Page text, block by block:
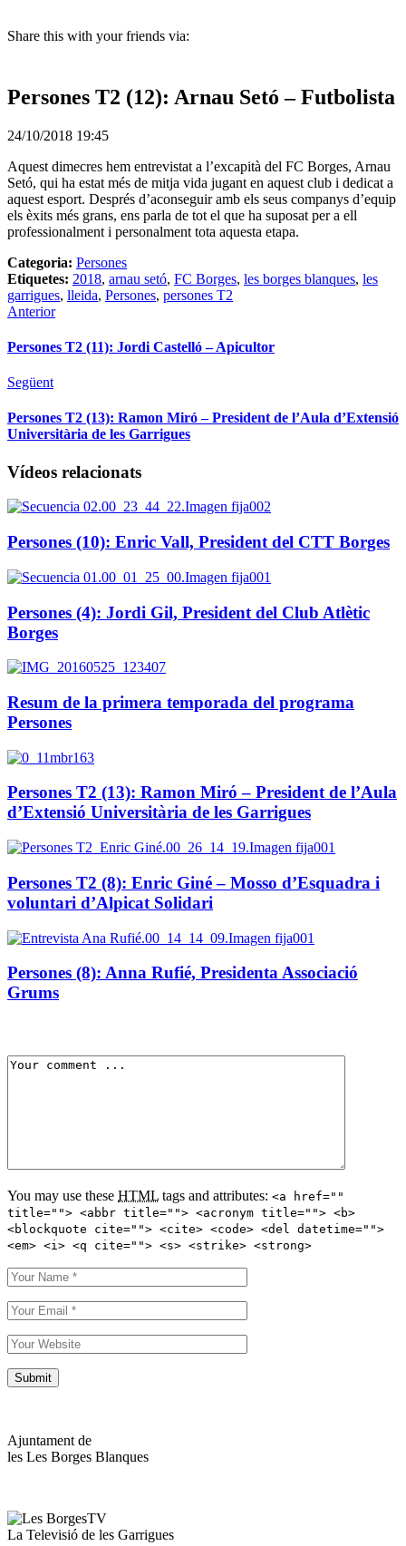
Share this with your friends via:
Persones T2 (12): Arnau Setó – Futbolista
24/10/2018 19:45
Aquest dimecres hem entrevistat a l’excapità del FC Borges, Arnau
Setó, qui ha estat més de mitja vida jugant en aquest club i dedicat a
aquest esport. Després d’aconseguir amb els seus companys d’equip
els èxits més grans, ens parla de tot el que ha suposat per a ell
professionalment i personalment tota aquesta etapa.
Categoria: Persones
Etiquetes: 2018, arnau setó, FC Borges, les borges blanques, les
garrigues, lleida, Persones, persones T2
Anterior
Persones T2 (11): Jordi Castelló – Apicultor
Següent
Persones T2 (13): Ramon Miró – President de l’Aula d’Extensió
Universitària de les Garrigues
Vídeos relacionats
Persones (10): Enric Vall, President del CTT Borges
Persones (4): Jordi Gil, President del Club Atlètic
Borges
Resum de la primera temporada del programa
Persones
Persones T2 (13): Ramon Miró – President de l’Aula
d’Extensió Universitària de les Garrigues
Persones T2 (8): Enric Giné – Mosso d’Esquadra i
voluntari d’Alpicat Solidari
Persones (8): Anna Rufié, Presidenta Associació
Grums
You may use these HTML tags and attributes: <a href=""
title=""> <abbr title=""> <acronym title=""> <b>
<blockquote cite=""> <cite> <code> <del datetime="">
<em> <i> <q cite=""> <s> <strike> <strong>
Ajuntament de
les Les Borges Blanques
La Televisió de les Garrigues